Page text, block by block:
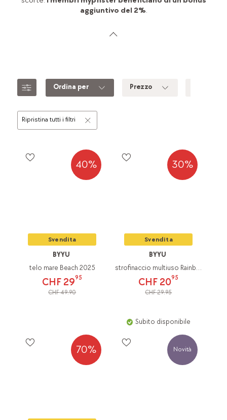
aggiuntivo del 2%.
Ordina per Prezzo
Ripristina tutti i filtri
40%
Svendita
BYYU
telo mare Beach 2025
CHF 2995
CHF 49.90
30%
Svendita
BYYU
strofinaccio multiuso Rainbow
CHF 2095
CHF 29.95
Subito disponibile
70% Novità